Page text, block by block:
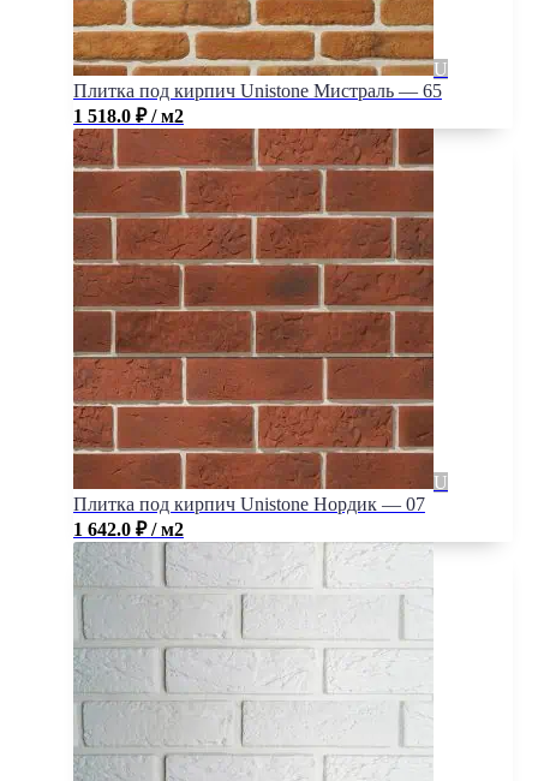
Плитка под кирпич Unistone Мистраль — 65
1 518.0 ₽ / м2
Плитка под кирпич Unistone Нордик — 07
1 642.0 ₽ / м2